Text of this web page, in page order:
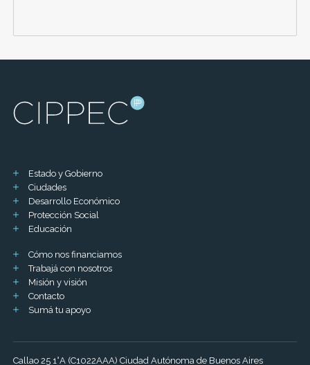
Estado y Gobierno
Ciudades
Desarrollo Económico
Protección Social
Educación
Cómo nos financiamos
Trabajá con nosotros
Misión y visión
Contacto
Sumá tu apoyo
Callao 25 1°A (C1022AAA) Ciudad Autónoma de Buenos Aires